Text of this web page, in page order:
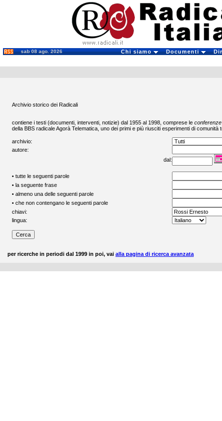
sab 08 ago. 2026 Chi siamo Documenti
Archivio storico dei Radicali
contiene i testi (documenti, interventi, notizie) dal 1955 al 1998, comprese le conferenze
della BBS radicaleAgorà Telematica , uno dei primi e più riusciti esperimenti di comunità
archivio:
autore:
dal:
• tutte le seguenti parole
• la seguente frase
• almeno una delle seguenti parole
• che non contengano le seguenti parole
chiavi:
lingua:
per ricerche in periodi dal 1999 in poi, vai alla pagina di ricerca avanzata